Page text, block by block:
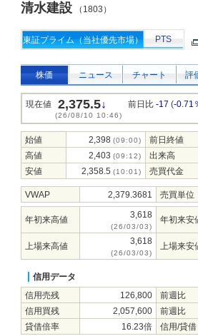
清水建設 （1803）
東証プライム（当社優先市場） PTS
株価 ニュース チャート 評
現在値 2,375.5↓
(26/08/10 10:46)
前日比 -17 (-0.71
始値 2,398 (09:00)
前日終値
高値
2,403 (09:12)
出来高
安値
2,358.5 (10:01) 売買代金
VWAP 2,379.3681 売買単位
年初来高値 3,618
(26/03/03)
年初来安
上場来高値 3,618
(26/03/03)
上場来安
信用データ
信用売残
126,800
前週比
信用買残
2,057,600
前週比
貸借倍率
16.23倍 信用/貸借